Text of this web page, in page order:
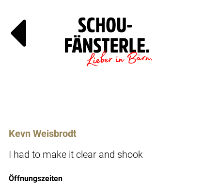
Kevn Weisbrodt
I had to make it clear and shook
Öffnungszeiten